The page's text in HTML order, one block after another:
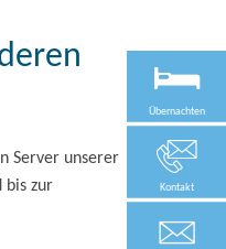
Server unserer
bis zur
Übernachten
Kontakt